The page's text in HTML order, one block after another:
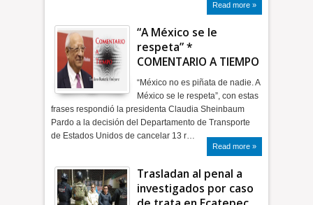
Read more »
“A México se le
respeta” *
COMENTARIO A TIEMPO
“México no es piñata de nadie. A
México se le respeta”, con estas
frases respondió la presidenta Claudia Sheinbaum
Pardo a la decisión del Departamento de Transporte
de Estados Unidos de cancelar 13 r…
Read more »
Trasladan al penal a
investigados por caso